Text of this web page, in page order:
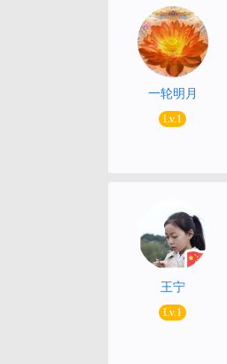
一轮明月
Lv.1
王宁
Lv.1